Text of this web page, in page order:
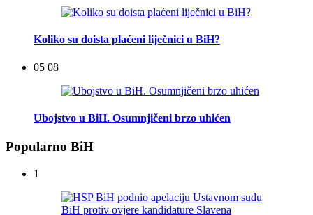
Koliko su doista plaćeni liječnici u BiH?
05 08
Ubojstvo u BiH. Osumnjičeni brzo uhićen
Popularno BiH
1